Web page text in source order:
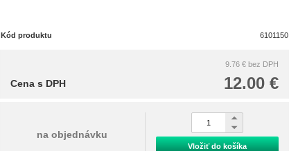
Kód produktu 6101150
9.76 € bez DPH
12.00 €
Cena s DPH
na objednávku
Vložiť do košíka